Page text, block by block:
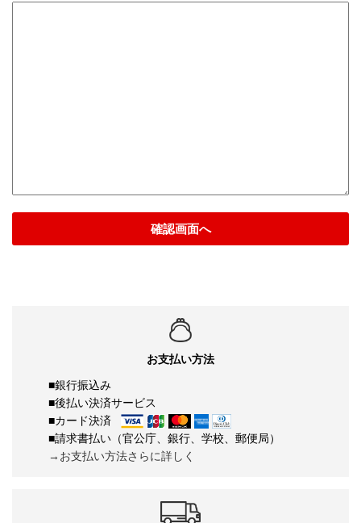
確認画面へ
お支払い方法
■銀行振込み
■後払い決済サービス
■カード決済
■請求書払い（官公庁、銀行、学校、郵便局）
→お支払い方法さらに詳しく